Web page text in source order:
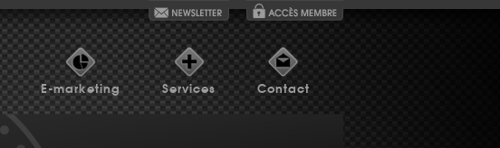
E-marketing Services Contact